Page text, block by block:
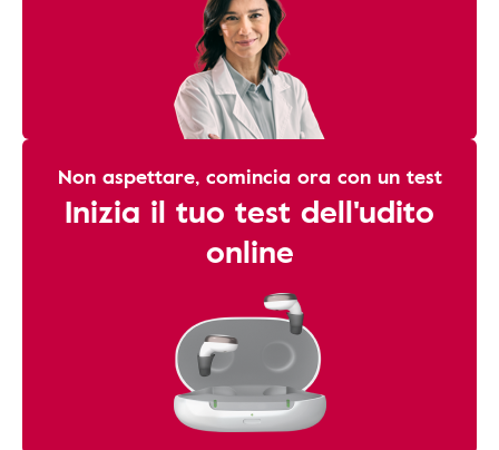
Non aspettare, comincia ora con un test
Inizia il tuo test dell'udito
online